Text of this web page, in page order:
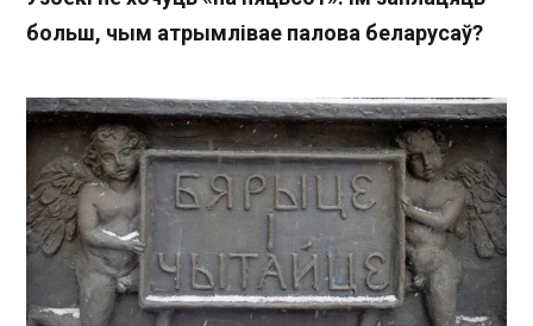
больш, чым атрымлівае палова беларусаў?